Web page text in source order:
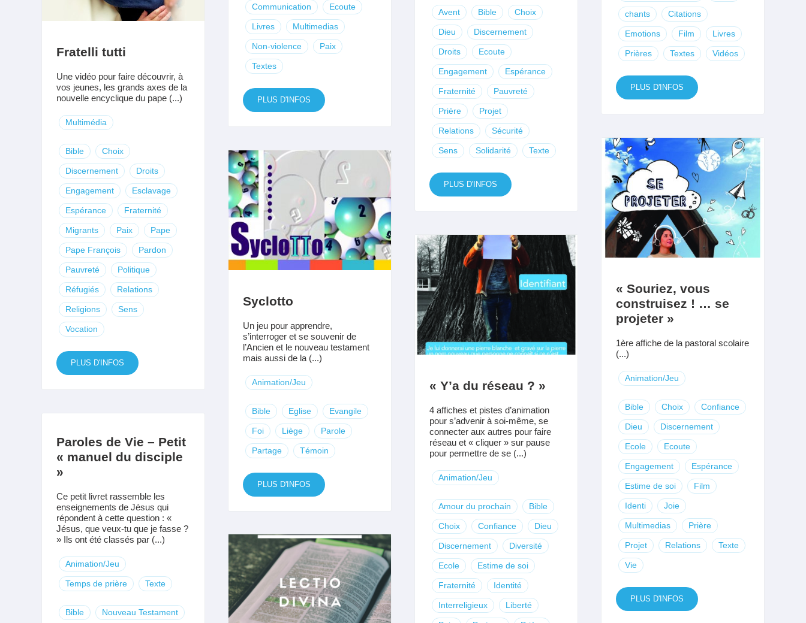
Communication Ecoute
Livres Multimedias
Non-violence Paix
Textes
PLUS D'INFOS
chants Citations
Emotions Film Livres
Prières Textes Vidéos
PLUS D'INFOS
Avent Bible Choix
Dieu Discernement
Droits Ecoute
Engagement Espérance
Fraternité Pauvreté
Prière Projet
Relations Sécurité
Sens Solidarité Texte
PLUS D'INFOS
Fratelli tutti
Une vidéo pour faire découvrir, à
vos jeunes, les grands axes de la
nouvelle encyclique du pape (...)
Multimédia
Bible Choix
Discernement Droits
Engagement Esclavage
Espérance Fraternité
Migrants Paix Pape
Pape François Pardon
Pauvreté Politique
Réfugiés Relations
Religions Sens
Vocation
PLUS D'INFOS
« Souriez, vous
construisez ! … se
projeter »
1ère affiche de la pastoral scolaire
(...)
Animation/Jeu
Bible Choix Confiance
Dieu Discernement
Ecole Ecoute
Engagement Espérance
Estime de soi Film
Identi Joie
Multimedias Prière
Projet Relations Texte
Vie
PLUS D'INFOS
Syclotto
Un jeu pour apprendre,
s’interroger et se souvenir de
l’Ancien et le nouveau testament
mais aussi de la (...)
Animation/Jeu
Bible Eglise Evangile
Foi Liège Parole
Partage Témoin
PLUS D'INFOS
« Y’a du réseau ? »
4 affiches et pistes d’animation
pour s’advenir à soi-même, se
connecter aux autres pour faire
réseau et « cliquer » sur pause
pour permettre de se (...)
Animation/Jeu
Amour du prochain Bible
Choix Confiance Dieu
Discernement Diversité
Ecole Estime de soi
Fraternité Identité
Interreligieux Liberté
Paroles de Vie – Petit
« manuel du disciple
»
Ce petit livret rassemble les
enseignements de Jésus qui
répondent à cette question : «
Jésus, que veux-tu que je fasse ?
» Ils ont été classés par (...)
Animation/Jeu
Temps de prière Texte
Bible Nouveau Testament